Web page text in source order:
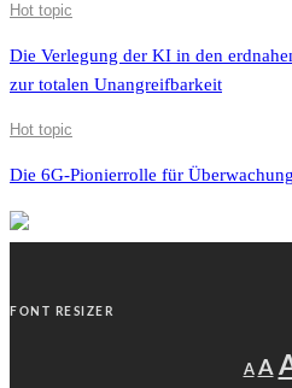
Hot topic
Die Verlegung der KI in den
zur totalen Unangreifbarkeit
Hot topic
Die 6G-Pionierrolle für
FONT RESIZER
A
font
A